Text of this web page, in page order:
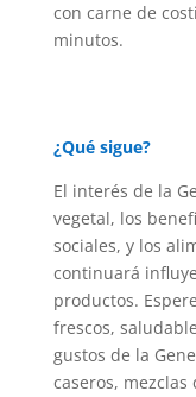
con carne de
minutos.
¿Qué sigue?
El interés de la
vegetal, los
sociales, y los
continuará
productos.
frescos,
gustos de la
caseros,